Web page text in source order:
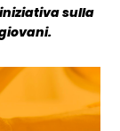
sulla